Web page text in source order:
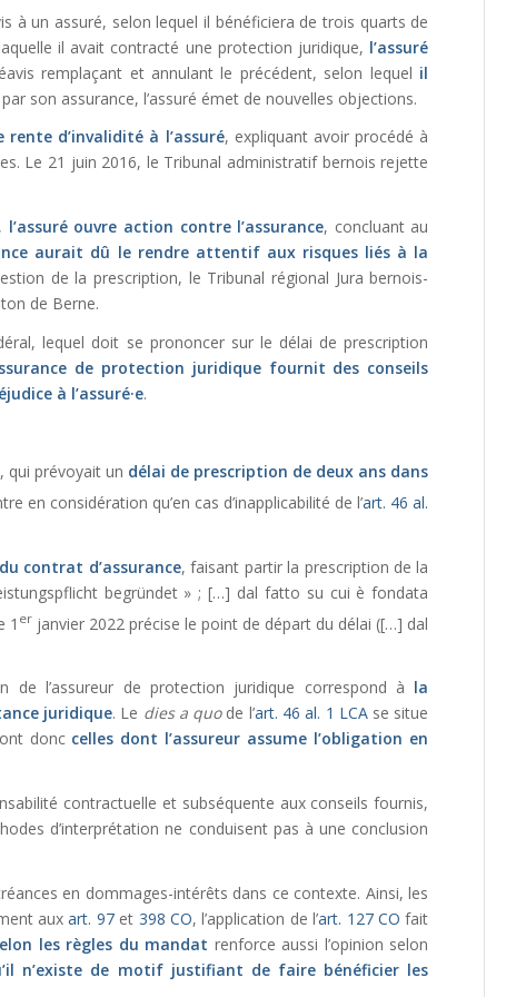
à un assuré, selon lequel il bénéficiera de trois quarts de
il avait contracté une protection juridique, l’assuré
remplaçant et annulant le précédent, selon lequel il
son assurance, l’assuré émet de nouvelles objections.
rente d’invalidité à l’assuré, expliquant avoir procédé à
Le 21 juin 2016, le Tribunal administratif bernois rejette
l’assuré ouvre action contre l’assurance, concluant au
aurait dû le rendre attentif aux risques liés à la
de la prescription, le Tribunal régional Jura bernois-
de Berne.
lequel doit se prononcer sur le délai de prescription
de protection juridique fournit des conseils
à l’assuré·e.
, qui prévoyait un délai de prescription de deux ans dans
en considération qu’en cas d’inapplicabilité de l’art. 46 al.
contrat d’assurance, faisant partir la prescription de la
begründet » ; […] dal fatto su cui è fondata
1 erjanvier 2022 précise le point de départ du délai ([…] dal
de l’assureur de protection juridique correspond à la
juridique. Le dies a quo de l’art. 46 al. 1 LCAse situe
donc celles dont l’assureur assume l’obligation en
contractuelle et subséquente aux conseils fournis,
d’interprétation ne conduisent pas à une conclusion
en dommages-intérêts dans ce contexte. Ainsi, les
auxart. 97et 398 CO, l’application de l’art. 127 CO fait
les règles du mandat renforce aussi l’opinion selon
n’existe de motif justifiant de faire bénéficier les